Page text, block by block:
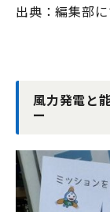
出典：編集部
風力発電と
ー